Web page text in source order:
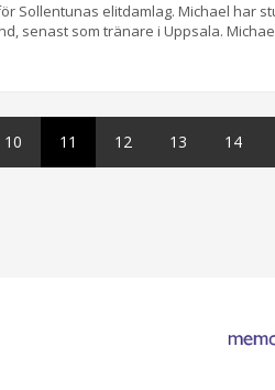
Sollentunas elitdamlag. Michael har
senast som tränare i Uppsala.
10 11 12 13 14